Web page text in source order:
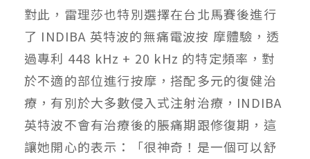
對此，雷理莎也特別選擇在台北馬賽後進行
了 INDIBA 英特波的無痛電波按 摩體驗，透
過專利 448 kHz + 20 kHz 的特定頻率，對
於不適的部位進行按摩，搭配多元的復健治
療， 有別於大多數侵入式注射治療， INDIBA
英特波不會有治療後的脹痛期跟修復期， 這
讓她開心的表示：「很神奇！是一個可以舒